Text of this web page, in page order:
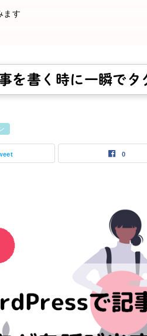
ます
を書く時に一瞬で
0